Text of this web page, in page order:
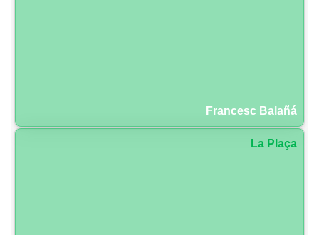
Francesc Balañá
La Plaça